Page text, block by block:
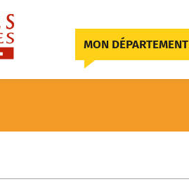
MON DÉPARTEMENT